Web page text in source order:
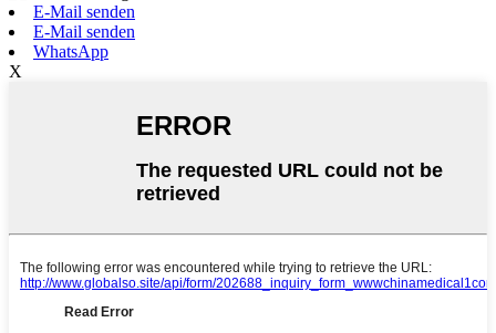
E-Mail senden
E-Mail senden
WhatsApp
X